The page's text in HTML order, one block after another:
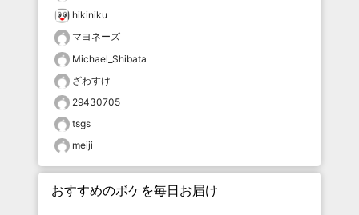
hikiniku
マヨネーズ
Michael_Shibata
ざわすけ
29430705
tsgs
meiji
おすすめのボケを毎日お届け